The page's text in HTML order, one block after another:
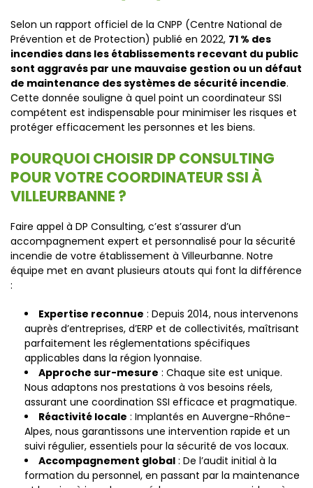
Selon un rapport officiel de la CNPP (Centre National de
Prévention et de Protection) publié en 2022, 71 % des
incendies dans les établissements recevant du public
sont aggravés par une mauvaise gestion ou un défaut
de maintenance des systèmes de sécurité incendie.
Cette donnée souligne à quel point un coordinateur SSI
compétent est indispensable pour minimiser les risques et
protéger efficacement les personnes et les biens.
POURQUOI CHOISIR DP CONSULTING
POUR VOTRE COORDINATEUR SSI À
VILLEURBANNE ?
Faire appel à DP Consulting, c’est s’assurer d’un
accompagnement expert et personnalisé pour la sécurité
incendie de votre établissement à Villeurbanne. Notre
équipe met en avant plusieurs atouts qui font la différence
:
Expertise reconnue : Depuis 2014, nous intervenons
auprès d’entreprises, d’ERP et de collectivités, maîtrisant
parfaitement les réglementations spécifiques
applicables dans la région lyonnaise.
Approche sur-mesure : Chaque site est unique.
Nous adaptons nos prestations à vos besoins réels,
assurant une coordination SSI efficace et pragmatique.
Réactivité locale : Implantés en Auvergne-Rhône-
Alpes, nous garantissons une intervention rapide et un
suivi régulier, essentiels pour la sécurité de vos locaux.
Accompagnement global : De l’audit initial à la
formation du personnel, en passant par la maintenance